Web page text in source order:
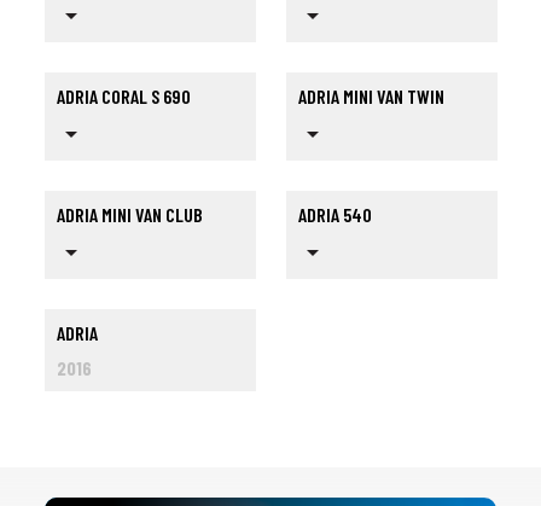
arrow_drop_down arrow_drop_down
ADRIA CORAL S 690
arrow_drop_down
ADRIA MINI VAN TWIN
arrow_drop_down
ADRIA MINI VAN CLUB
arrow_drop_down
ADRIA 540
arrow_drop_down
ADRIA
2016